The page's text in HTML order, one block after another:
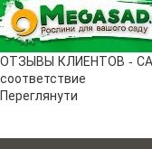
ОТЗЫВЫ КЛИЕНТОВ -
соответствие
Переглянути